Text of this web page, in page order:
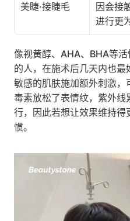
美睫·接睫毛
因会接
进行更
像视黄醇、AHA、BHA等
的人，在施术后几天内也
敏感的肌肤施加额外刺激
毒素放松了表情纹，紫外
行，因此若想让效果维持
惯。